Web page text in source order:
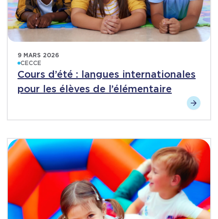
9 MARS 2026
CECCE
Cours d’été : langues internationales
pour les élèves de l’élémentaire